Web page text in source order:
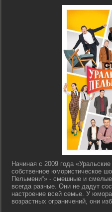
Начиная с 2009 года
собственное юмористическое
Пельмени“» - смешные и
всегда разные. Они не дадут
настроение всей семье. У
возрастных ограничений, они